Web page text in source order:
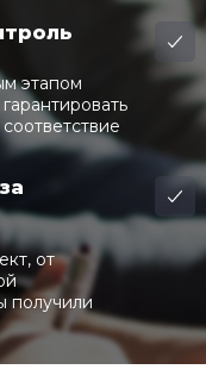
этапом
от
получили